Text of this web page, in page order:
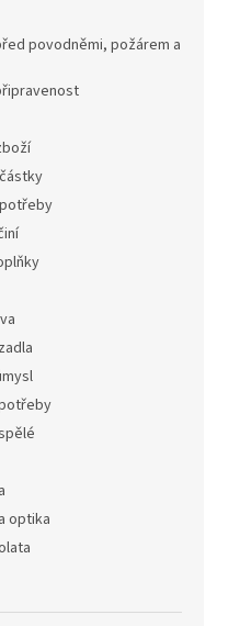
povodněmi, požárem a
optika